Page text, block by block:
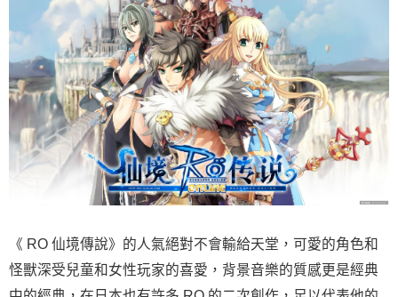
《 RO 仙境傳說》的人氣絕對不會輸給天堂，可愛的角色和
怪獸深受兒童和女性玩家的喜愛，背景音樂的質感更是經典